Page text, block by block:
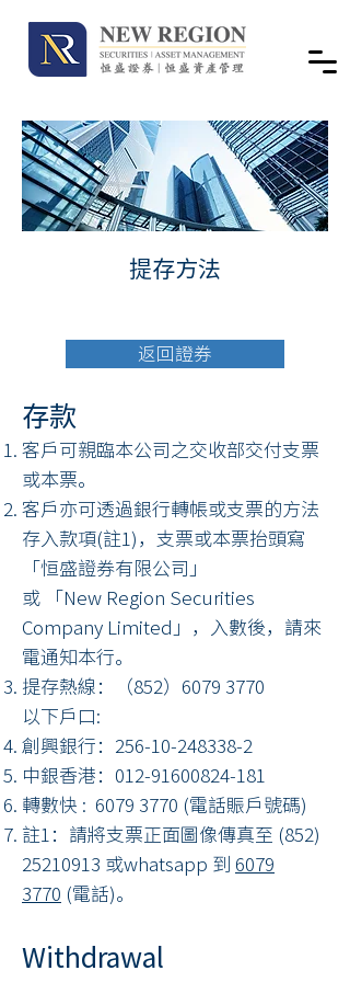
提存方法
返回證券
存款
客戶可親臨本公司之交收部交付支票
或本票。
客戶亦可透過銀行轉帳或支票的方法
存入款項(註1)，支票或本票抬頭寫
「恒盛證券有限公司」
或 「New Region Securities
Company Limited」，入數後，請來
電通知本行。​
提存熱線：（852）6079 3770
以下戶口:
創興銀行：256-10-248338-2
中銀香港：012-91600824-181
轉數快 : 6079 3770 (電話賑戶號碼)
註1：請將支票正面圖像傳真至 (852)
25210913 或whatsapp 到 6079
3770 (電話)。
Withdrawal